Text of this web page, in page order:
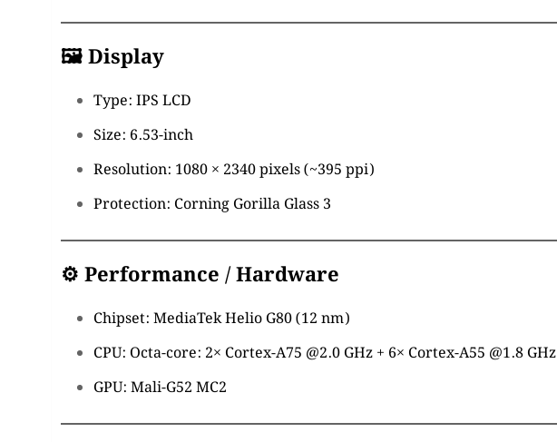
🖼 Display
Type: IPS LCD
Size: 6.53-inch
Resolution: 1080 × 2340 pixels (~395 ppi)
Protection: Corning Gorilla Glass 3
⚙ Performance / Hardware
Chipset: MediaTek Helio G80 (12 nm)
CPU: Octa-core: 2× Cortex-A75 @2.0 GHz + 6× Cortex-A55 @1.8 GHz
GPU: Mali-G52 MC2